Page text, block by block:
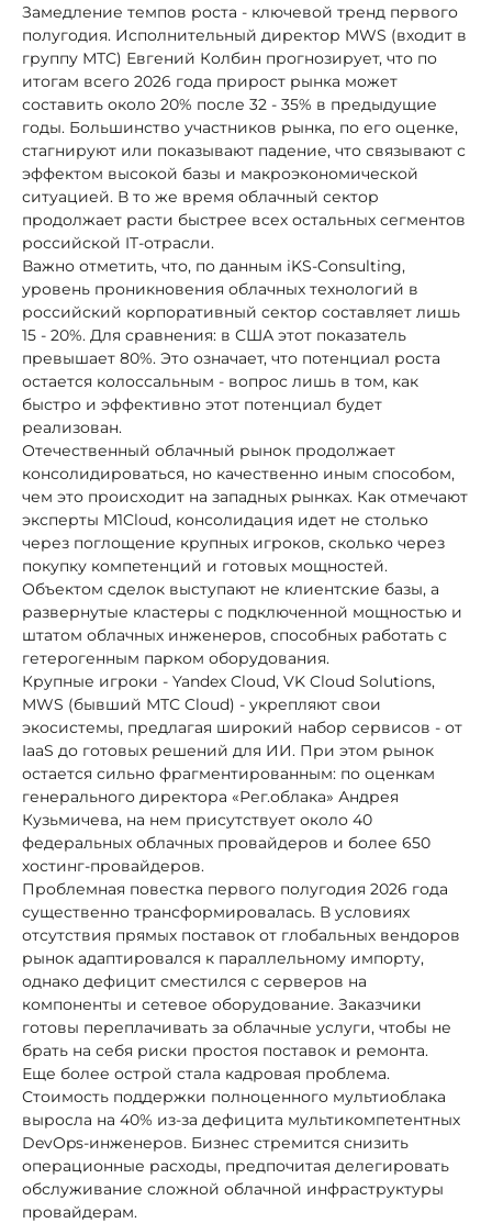
Замедление темпов роста - ключевой тренд первого
полугодия. Исполнительный директор MWS (входит в
группу МТС) Евгений Колбин прогнозирует, что по
итогам всего 2026 года прирост рынка может
составить около 20% после 32 - 35% в предыдущие
годы. Большинство участников рынка, по его оценке,
стагнируют или показывают падение, что связывают с
эффектом высокой базы и макроэкономической
ситуацией. В то же время облачный сектор
продолжает расти быстрее всех остальных сегментов
российской IT-отрасли.
Важно отметить, что, по данным iKS-Consulting,
уровень проникновения облачных технологий в
российский корпоративный сектор составляет лишь
15 - 20%. Для сравнения: в США этот показатель
превышает 80%. Это означает, что потенциал роста
остается колоссальным - вопрос лишь в том, как
быстро и эффективно этот потенциал будет
реализован.
Отечественный облачный рынок продолжает
консолидироваться, но качественно иным способом,
чем это происходит на западных рынках. Как отмечают
эксперты M1Cloud, консолидация идет не столько
через поглощение крупных игроков, сколько через
покупку компетенций и готовых мощностей.
Объектом сделок выступают не клиентские базы, а
развернутые кластеры с подключенной мощностью и
штатом облачных инженеров, способных работать с
гетерогенным парком оборудования.
Крупные игроки - Yandex Cloud, VK Cloud Solutions,
MWS (бывший МТС Cloud) - укрепляют свои
экосистемы, предлагая широкий набор сервисов - от
IaaS до готовых решений для ИИ. При этом рынок
остается сильно фрагментированным: по оценкам
генерального директора «Рег.облака» Андрея
Кузьмичева, на нем присутствует около 40
федеральных облачных провайдеров и более 650
хостинг-провайдеров.
Проблемная повестка первого полугодия 2026 года
существенно трансформировалась. В условиях
отсутствия прямых поставок от глобальных вендоров
рынок адаптировался к параллельному импорту,
однако дефицит сместился с серверов на
компоненты и сетевое оборудование. Заказчики
готовы переплачивать за облачные услуги, чтобы не
брать на себя риски простоя поставок и ремонта.
Еще более острой стала кадровая проблема.
Стоимость поддержки полноценного мультиоблака
выросла на 40% из-за дефицита мультикомпетентных
DevOps-инженеров. Бизнес стремится снизить
операционные расходы, предпочитая делегировать
обслуживание сложной облачной инфраструктуры
провайдерам.